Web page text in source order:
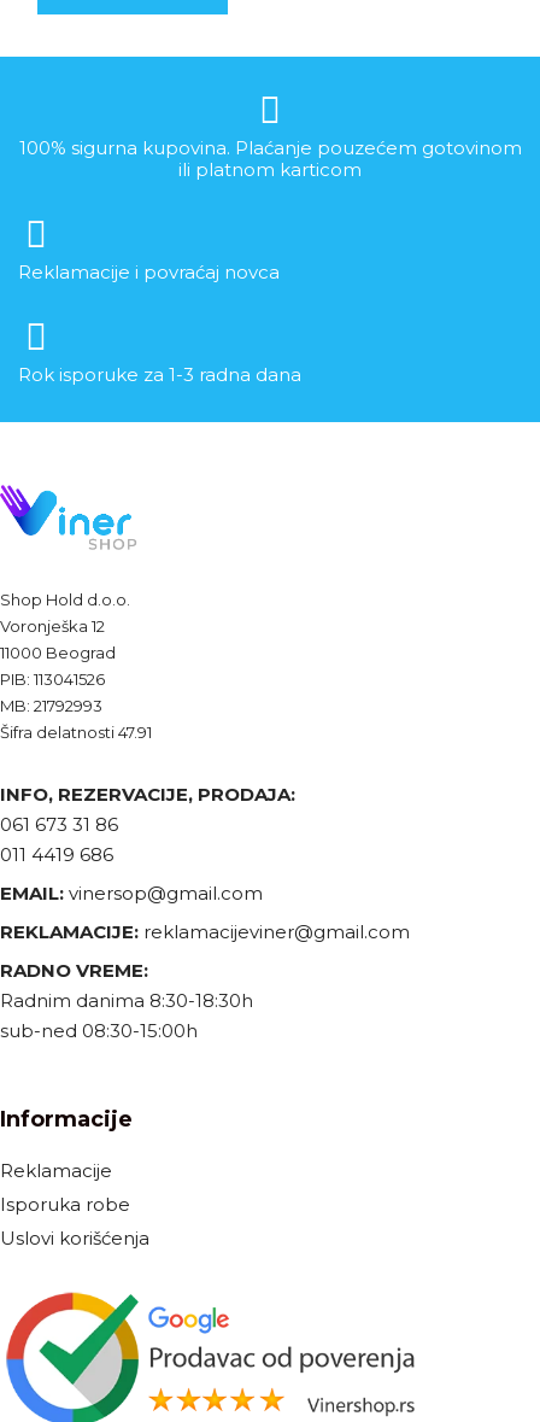
100% sigurna kupovina. Plaćanje pouzećem gotovinom
ili platnom karticom
Reklamacije i povraćaj novca
Rok isporuke za 1-3 radna dana
Shop Hold d.o.o.
Voronješka 12
11000 Beograd
PIB: 113041526
MB: 21792993
Šifra delatnosti 47.91
INFO, REZERVACIJE, PRODAJA:
061 673 31 86
011 4419 686
EMAIL: vinersop@gmail.com
REKLAMACIJE: reklamacijeviner@gmail.com
RADNO VREME:
Radnim danima 8:30-18:30h
sub-ned 08:30-15:00h
Informacije
Reklamacije
Isporuka robe
Uslovi korišćenja